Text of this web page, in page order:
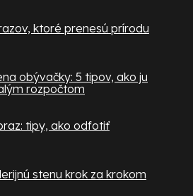
ktoré prenesú prírodu
obývačky: 5 tipov, ako ju
rozpočtom
tipy, ako odfotiť
stenu krok za krokom